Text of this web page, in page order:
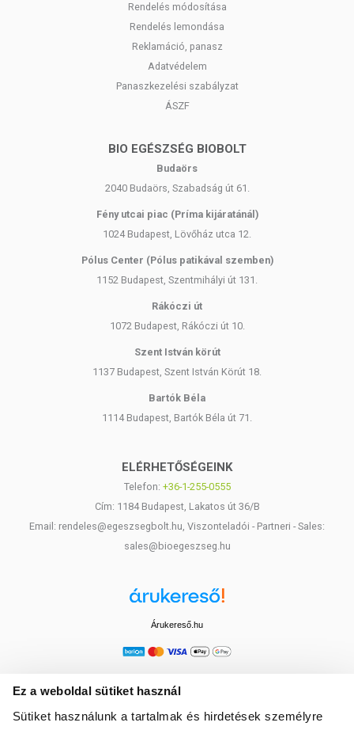
Ez a weboldal sütiket használ
Sütiket használunk a tartalmak és hirdetések személyre
Rendelés módosítása
Rendelés lemondása
Reklamáció, panasz
Adatvédelem
Panaszkezelési szabályzat
ÁSZF
BIO EGÉSZSÉG BIOBOLT
Budaörs
2040 Budaörs, Szabadság út 61.
Fény utcai piac (Príma kijáratánál)
1024 Budapest, Lövőház utca 12.
Pólus Center (Pólus patikával szemben)
1152 Budapest, Szentmihályi út 131.
Rákóczi út
1072 Budapest, Rákóczi út 10.
Szent István körút
1137 Budapest, Szent István Körút 18.
Bartók Béla
1114 Budapest, Bartók Béla út 71.
ELÉRHETŐSÉGEINK
Telefon: +36-1-255-0555
Cím: 1184 Budapest, Lakatos út 36/B
Email: rendeles@egeszsegbolt.hu, Viszonteladói - Partneri - Sales:
sales@bioegeszseg.hu
Árukereső.hu